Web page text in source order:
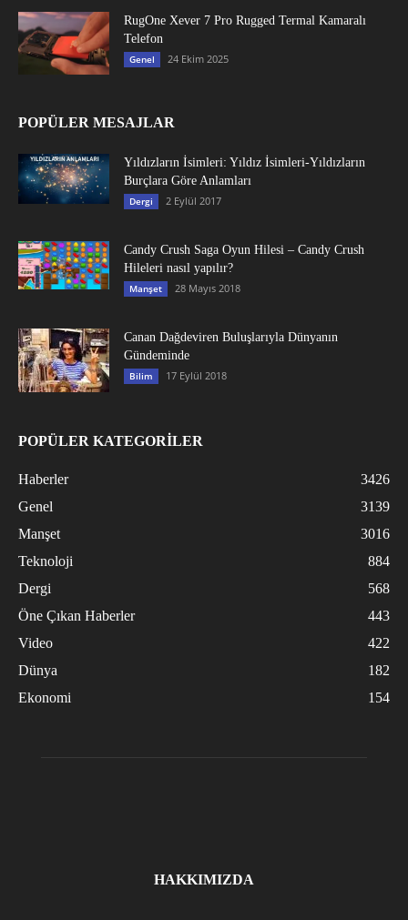
RugOne Xever 7 Pro Rugged Termal Kamaralı
Telefon
Genel 24 Ekim 2025
POPÜLER MESAJLAR
Yıldızların İsimleri: Yıldız İsimleri-Yıldızların
Burçlara Göre Anlamları
Dergi 2 Eylül 2017
Candy Crush Saga Oyun Hilesi – Candy Crush
Hileleri nasıl yapılır?
Manşet 28 Mayıs 2018
Canan Dağdeviren Buluşlarıyla Dünyanın
Gündeminde
Bilim 17 Eylül 2018
POPÜLER KATEGORİLER
Haberler
3426
Genel
3139
Manşet
3016
Teknoloji
884
Dergi
568
Öne Çıkan Haberler
443
Video
422
Dünya
182
Ekonomi
154
HAKKIMIZDA